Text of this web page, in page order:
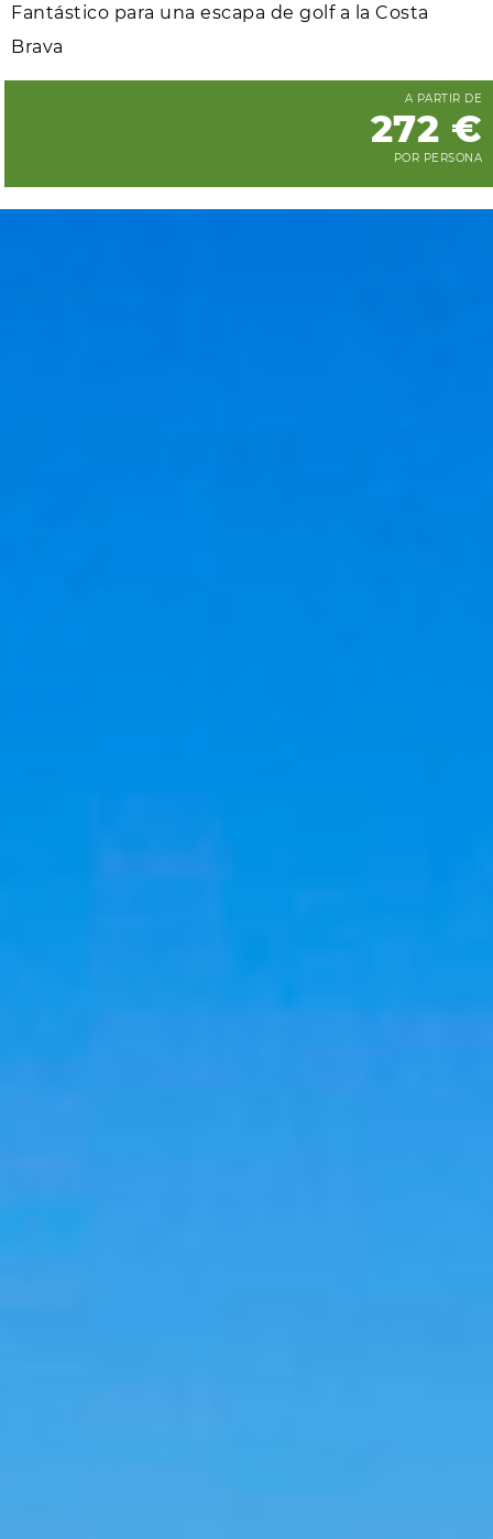
Fantástico para una escapa de golf a la Costa
Brava
A PARTIR DE
272 €
POR PERSONA